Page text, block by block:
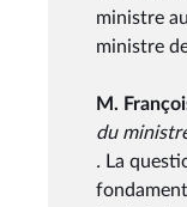
ministre
ministre
M.
du
. La